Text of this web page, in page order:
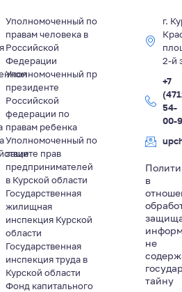
Уполномоченный по
правам человека в
Российской
Федерации
Уполномоченный пр
президенте
Российской
федерации по
правам ребенка
Уполномоченный по
защите прав
предпринимателей
в Курской области
Государственная
жилищная
инспекция Курской
области
Государственная
инспекция труда в
Курской области
Фонд капитального
г.
2-й
+7
54-
00-
в
не
тайну